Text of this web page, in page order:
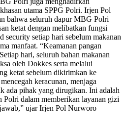
utama SPPG Polri. Irjen Pol
bahwa seluruh dapur MBG Polri
ketat dengan melibatkan fungsi
security setiap hari sebelum makanan
manfaat. “Keamanan pangan
hari, seluruh bahan makanan
oleh Dokkes serta melalui
ketat sebelum dikirimkan ke
keracunan, menjaga
ada pihak yang dirugikan. Ini adalah
Polri dalam memberikan layanan gizi
ujar Irjen Pol Nurworo